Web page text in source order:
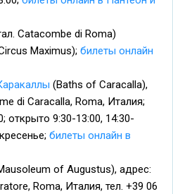
Catacombe di Roma)
Maximus); билеты онлайн
(Baths of Caracalla),
di Caracalla, Roma, Италия;
открыто 9:30-13:00, 14:30-
билеты онлайн в
of Augustus), адрес:
Roma, Италия, тел. +39 06